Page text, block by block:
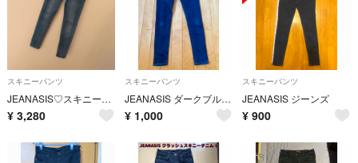
スキニーパンツ
JEANASIS♡スキニー デニムパンツ M 裏起毛付き
¥ 3,280
スキニーパンツ
JEANASIS ダークブルー スキニーデニム
¥ 1,000
スキニーパンツ
JEANASIS ジーンズ
¥ 900